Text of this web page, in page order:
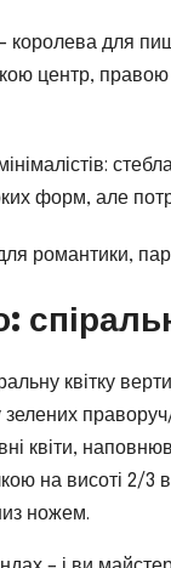
королева для
центр, правою
форм, але
романтики,
квітку
квіти,
на висоті 2/3
ножем.